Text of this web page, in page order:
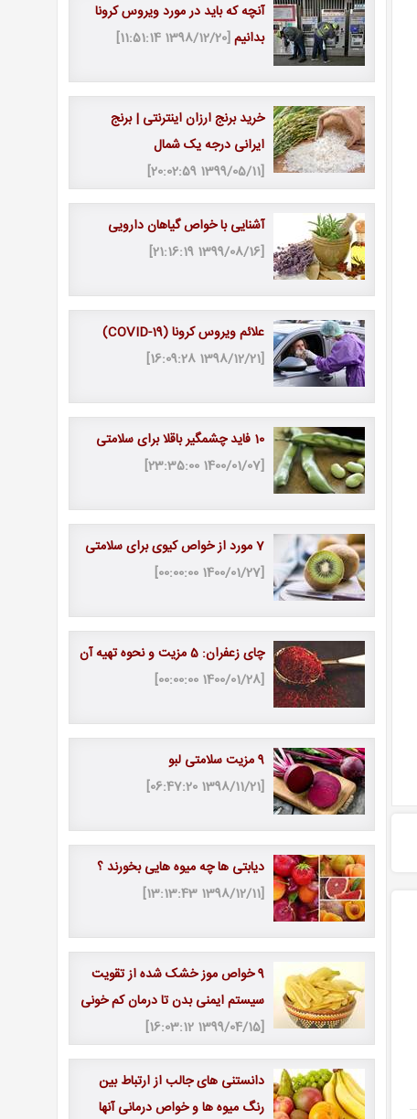
آنچه که باید در مورد ویروس کرونا
بدانیم[1398/12/20 11:51:14]
خرید برنج ارزان اینترنتی | برنج
ایرانی درجه یک شمال
[1399/05/11 20:02:59]
آشنایی با خواص گیاهان دارویی
[1399/08/16 21:16:19]
علائم ویروس کرونا (COVID-19)
[1398/12/21 16:09:28]
10 فاید چشمگیر باقلا برای سلامتی
[1400/01/07 23:35:00]
7 مورد از خواص کیوی برای سلامتی
[1400/01/27 00:00:00]
چای زعفران: 5 مزیت و نحوه تهیه آن
[1400/01/28 00:00:00]
9 مزیت سلامتی لبو
[1398/11/21 06:47:20]
دیابتی ها چه میوه هایی بخورند ؟
[1398/12/11 13:13:43]
9 خواص موز خشک شده از تقویت
سیستم ایمنی بدن تا درمان کم خونی
[1399/04/15 16:03:12]
دانستنی های جالب از ارتباط بین
رنگ میوه ها و خواص درمانی آنها